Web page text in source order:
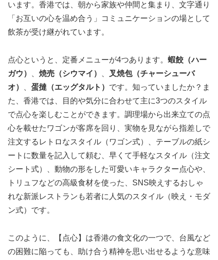
います。香港では、朝から家族や仲間と集まり、文字通り
「お互いの心を温め合う」コミュニケーションの場として
飲茶が受け継がれています。
点心というと、定番メニューが4つあります。 蝦餃（ハー
ガウ）
焼売（シウマイ）
叉焼包（チャーシューバ
オ）
蛋撻（エッグタルト） です。知っていましたか？ま
た、香港では、目的や気分に合わせて主に3つのスタイル
で点心を楽しむことができます。調理場から出来立ての点
心を載せたワゴンが客席を回り、実物を見ながら指差しで
注文するレトロなスタイル（ワゴン式）、テーブルの紙シ
ートに数量を記入して頼む、早くて手軽なスタイル（注文
シート式）、動物の形をした可愛いキャラクター点心や、
トリュフなどの高級食材を使った、SNS映えするおしゃ
れな新派レストランも若者に人気のスタイル（映え・モダ
ン式）です。
このように、【点心】は香港の食文化の一つで、台風など
の困難に陥っても、助け合う精神を思い出せるような意味